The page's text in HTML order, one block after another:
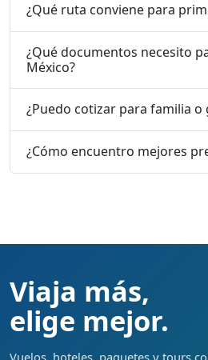
¿Qué ruta conviene para
¿Qué documentos necesito
México?
¿Puedo cotizar para familia o
¿Cómo encuentro mejores
Viaja más,
elige mejor.
Vuelos, hoteles, paquetes y tours